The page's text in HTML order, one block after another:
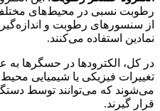
رطوبت نسبی در محیط‌های
از سنسورهای رطوبت و
نمادین استفاده می‌کنند.
در کل، الکترودها در حسگرها به
تغییرات فیزیکی یا شیمیایی
می‌شوند که می‌توانند توسط
قرار گیرند.